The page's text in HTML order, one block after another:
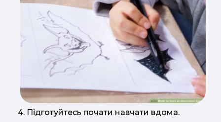
4. Підготуйтесь почати навчати вдома.